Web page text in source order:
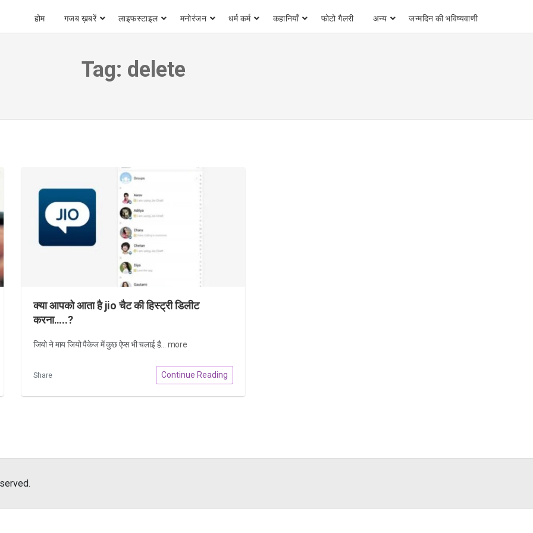
होम गजब ख़बरें लाइफस्टाइल मनोरंजन धर्म कर्म कहानियाँ फोटो गैलरी अन्य जन्मदिन की भविष्यवाणी
Tag: delete
क्या आपको आता है jio चैट की हिस्ट्री डिलीट
करना…..?
जियो ने माय जियो पैकेज में कुछ ऐप्स भी चलाई है... more
Share Continue Reading